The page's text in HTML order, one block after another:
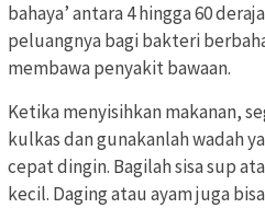
bahaya’ antara 4 hingga 60
peluangnya bagi bakteri
membawa penyakit bawaan.
Ketika menyisihkan makanan,
kulkas dan gunakanlah wadah
cepat dingin. Bagilah sisa sup
kecil. Daging atau ayam juga